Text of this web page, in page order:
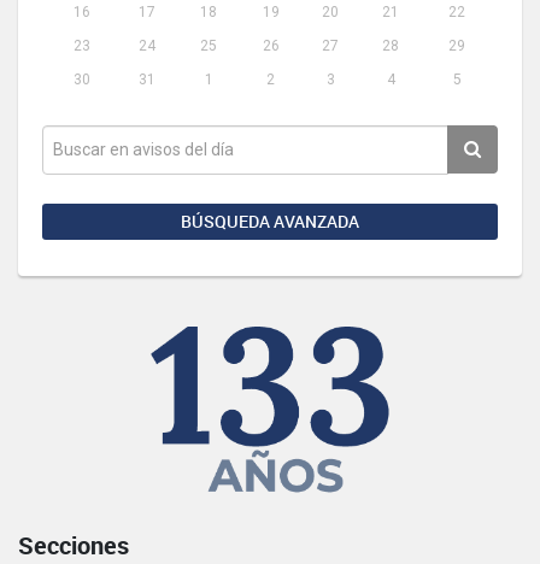
16
17 18 19 20 21
22
23
24 25 26 27 28
29
30
31 1 2 3 4 5
BÚSQUEDA AVANZADA
Secciones